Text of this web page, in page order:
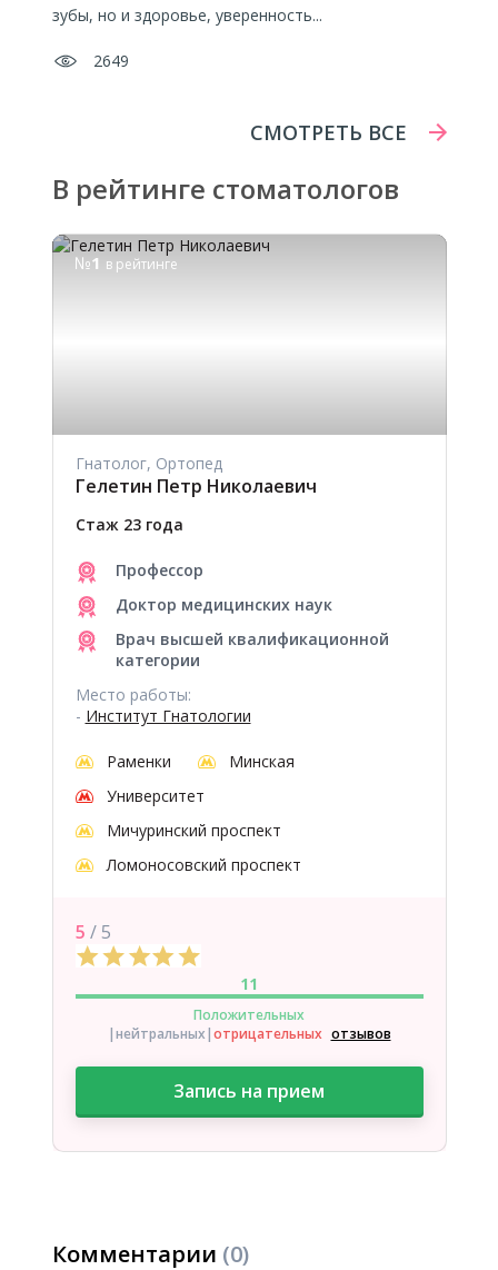
зубы, но и здоровье, уверенность...
2649
СМОТРЕТЬ ВСЕ
В рейтинге стоматологов
№1 в рейтинге
Гнатолог, Ортопед
Гелетин Петр Николаевич
Стаж 23 года
Профессор
Доктор медицинских наук
Врач высшей квалификационной
категории
Место работы:
- Институт Гнатологии
Раменки
Минская
Университет
Мичуринский проспект
Ломоносовский проспект
5 / 5
11
Положительных
|нейтральных|отрицательных отзывов
Запись на прием
Комментарии (0)